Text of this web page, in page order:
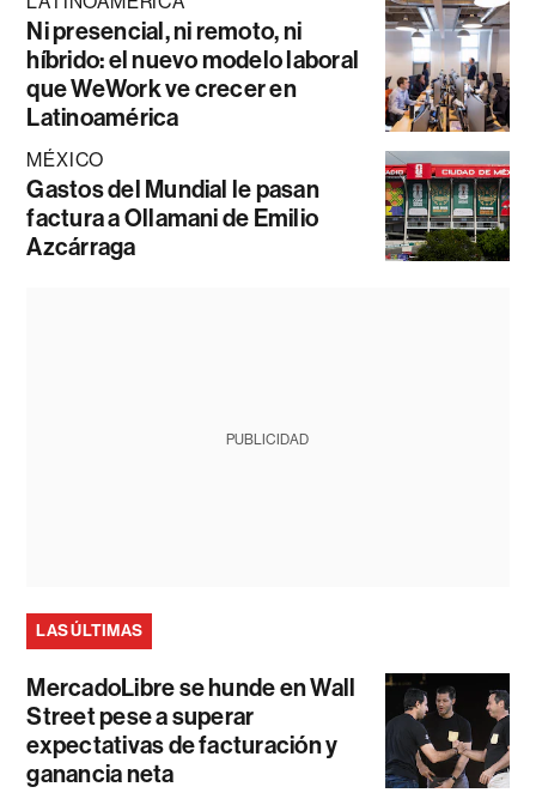
Ni presencial, ni remoto, ni
híbrido: el nuevo modelo laboral
que WeWork ve crecer en
Latinoamérica
MÉXICO
Gastos del Mundial le pasan
factura a Ollamani de Emilio
Azcárraga
PUBLICIDAD
LAS ÚLTIMAS
MercadoLibre se hunde en Wall
Street pese a superar
expectativas de facturación y
ganancia neta